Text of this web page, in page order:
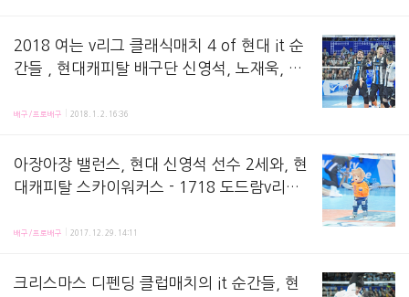
2018 여는 v리그 클래식매치 4 of 현대 it 순
간들 , 현대캐피탈 배구단 신영석, 노재욱, 문
리그 프로배구
2018년 새해가 오고 v리그 클래식매치도 왔어요프로배구리그에는 오래된 라이벌(?) 두 구단
배구/프로배구 2018. 1. 2. 16:36
아장아장 밸런스, 현대 신영석 선수 2세와, 현
대캐피탈 스카이워커스 - 1718 도드람v리그
배구 경기장에 갔는데경기 끝나고 왠 멍뭉이가 보였어요 (휘청휘청)두발로 걷고있는 멍뭉이
배구/프로배구 2017. 12. 29. 14:11
크리스마스 디펜딩 클럽매치의 it 순간들, 현